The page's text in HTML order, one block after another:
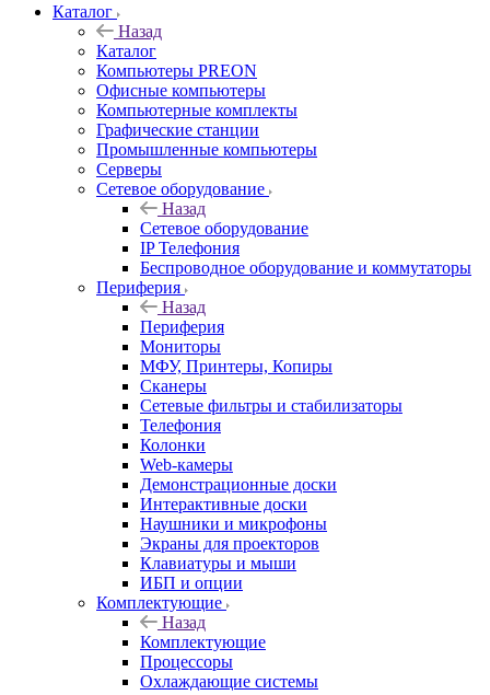
Каталог
Назад
Каталог
Компьютеры PREON
Офисные компьютеры
Компьютерные комплекты
Графические станции
Промышленные компьютеры
Серверы
Сетевое оборудование
Назад
Сетевое оборудование
IP Телефония
Беспроводное оборудование и коммутаторы
Периферия
Назад
Периферия
Мониторы
МФУ, Принтеры, Копиры
Сканеры
Сетевые фильтры и стабилизаторы
Телефония
Колонки
Web-камеры
Демонстрационные доски
Интерактивные доски
Наушники и микрофоны
Экраны для проекторов
Клавиатуры и мыши
ИБП и опции
Комплектующие
Назад
Комплектующие
Процессоры
Охлаждающие системы